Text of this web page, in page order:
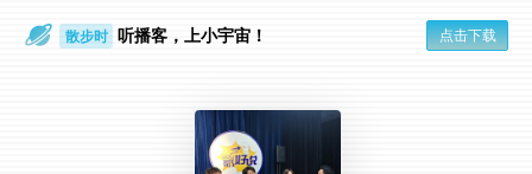
散步时 听播客，上小宇宙！ 点击下载